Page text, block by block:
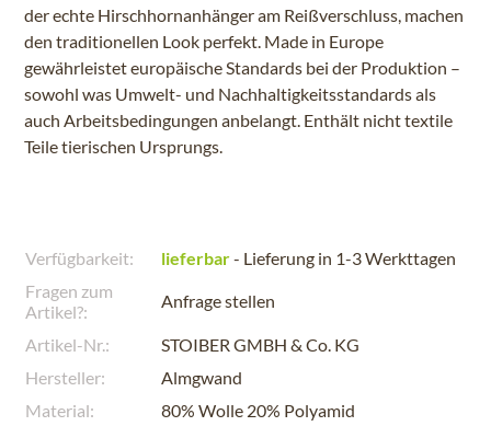
der echte Hirschhornanhänger am Reißverschluss, machen
den traditionellen Look perfekt. Made in Europe
gewährleistet europäische Standards bei der Produktion –
sowohl was Umwelt- und Nachhaltigkeitsstandards als
auch Arbeitsbedingungen anbelangt. Enthält nicht textile
Teile tierischen Ursprungs.
Verfügbarkeit: lieferbar- Lieferung in 1-3 Werkttagen
Fragen zum
Artikel?:
Anfrage stellen
Artikel-Nr.:
STOIBER GMBH & Co. KG
Hersteller:
Almgwand
Material:
80% Wolle 20% Polyamid